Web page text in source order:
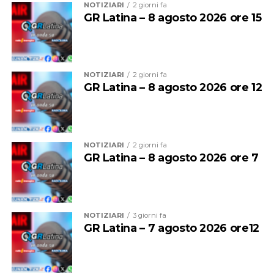
mare, passeggiare sulla spiaggia, e guardare nel
complesso gli altri sport”.
Scheda
Data di nascita: 10/9/2007
Luogo di nascita: Sète (FRA)
Ruolo: schiacciatore
Altezza: 198 cm
Carriera
2025/26 – Cucine Lube Civitanova – SuperLega
pubblici, per le quali sono state comminate ammende
per 7.000 euro.
presenza dell’Arma dei Carabinieri sulle isole pontine,
attraverso un’azione coordinata che coniuga controllo
del territorio, tutela della salute, prevenzione dei reati e
rispetto delle regole, contribuendo a preservare un
NOTIZIARI 2 giorni fa
GR Latina – 8 agosto 2026 ore 15
NOTIZIARI 2 giorni fa
GR Latina – 8 agosto 2026 ore 12
NOTIZIARI 2 giorni fa
GR Latina – 8 agosto 2026 ore 7
NOTIZIARI 3 giorni fa
GR Latina – 7 agosto 2026 ore12